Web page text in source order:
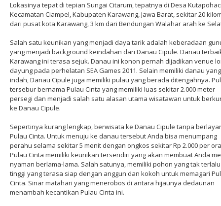
Lokasinya tepat di tepian Sungai Citarum, tepatnya di Desa
Kecamatan Ciampel, Kabupaten Karawang, Jawa Barat, sekitar 20
dari pusat kota Karawang, 3 km dari Bendungan Walahar arah ke
Salah satu keunikan yang menjadi daya tarik adalah keberadaan
yang menjadi background keindahan dari Danau Cipule. Danau
Karawang ini terasa sejuk. Danau ini konon pernah dijadikan venue
dayung pada perhelatan SEA Games 2011. Selain memiliki danau yang
indah, Danau Cipule juga memiliki pulau yang berada ditengahnya.
tersebur bernama Pulau Cinta yang memiliki luas sekitar 2.000 meter
persegi dan menjadi salah satu alasan utama wisatawan untuk
ke Danau Cipule.
Sepertinya kurang lengkap, berwisata ke Danau Cipule tanpa
Pulau Cinta. Untuk menuju ke danau tersebut Anda bisa menumpang
perahu selama sekitar 5 menit dengan ongkos sekitar Rp 2.000 per
Pulau Cinta memiliki keunikan tersendiri yang akan membuat Anda
nyaman berlama-lama. Salah satunya, memiliki pohon yang tak terlalu
tinggi yang terasa siap dengan anggun dan kokoh untuk memagari
Cinta. Sinar matahari yang menerobos di antara hijaunya dedaunan
menambah kecantikan Pulau Cinta ini.